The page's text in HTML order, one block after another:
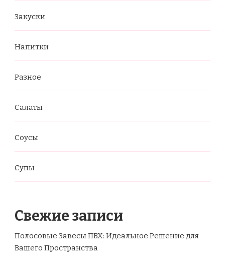
Закуски
Напитки
Разное
Салаты
Соусы
Супы
Свежие записи
Полосовые Завесы ПВХ: Идеальное Решение для
Вашего Пространства